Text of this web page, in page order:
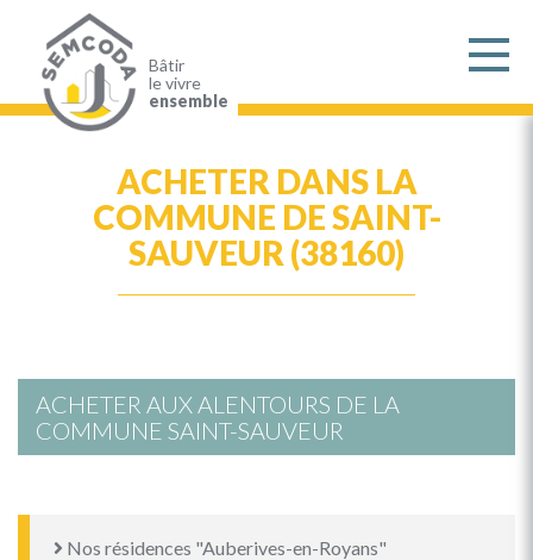
contenu
principal
Bâtir
le vivre
ensemble
ACHETER DANS LA
COMMUNE DE SAINT-
SAUVEUR (38160)
ACHETER AUX ALENTOURS DE LA
COMMUNE SAINT-SAUVEUR
Nos résidences "Auberives-en-Royans"